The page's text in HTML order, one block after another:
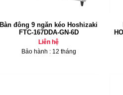
Bàn đông 9 ngăn kéo Hoshizaki
FTC-167DDA-GN-6D
Liên hệ
Bảo hành : 12 tháng